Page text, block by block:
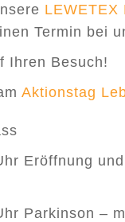
LEWETEX
Termin bei
Ihren Besuch!
Aktionstag
Eröffnung
Parkinson –